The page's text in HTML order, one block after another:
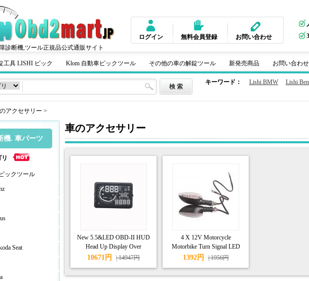
診断機,ツール正規品公式通販サイト
ログイン 無料会員登録 お問い合わせ
工具 LISHI ピック Klom 自動車ピックツール その他の車の解錠ツール 新発売商品 お問い合わせ
キーワード： Lishi BMW Lishi
アクセサリー >
機. 車パーツ
ックツール
Seat
車のアクセサリー
New 5.5&LED OBD-II HUD
Head Up Display Over
Speeding warning/speed/Km
10671円 | 14947円
4 X 12V Motorcycle
Motorbike Turn Signal LED
Indicator Light Carbon
1392円| 1956円